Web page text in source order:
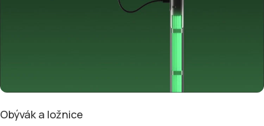
Obývák a ložnice